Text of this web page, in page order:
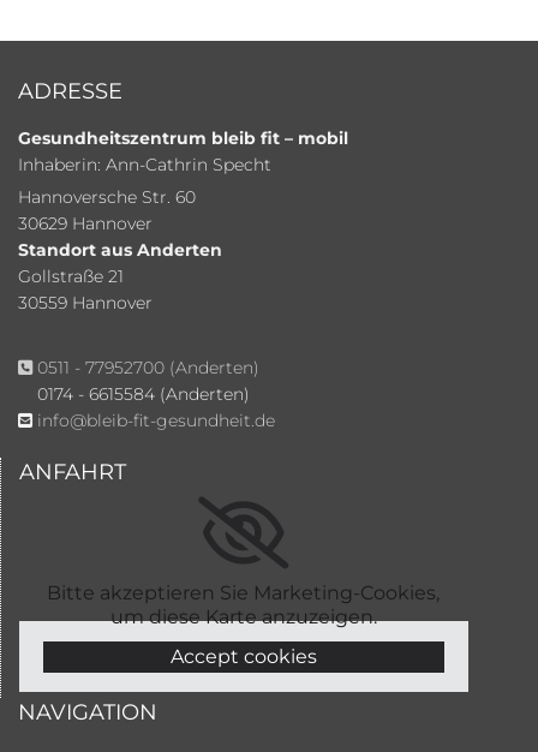
ADRESSE
Gesundheitszentrum bleib fit – mobil
Inhaberin: Ann-Cathrin Specht
Hannoversche Str. 60
30629 Hannover
Standort aus Anderten
Gollstraße 21
30559 Hannover
 0511 - 77952700 (Anderten)
0174 - 6615584 (Anderten)
 info@bleib-fit-gesundheit.de
ANFAHRT
Bitte akzeptieren Sie Marketing-Cookies,
um diese Karte anzuzeigen.
Accept cookies
NAVIGATION